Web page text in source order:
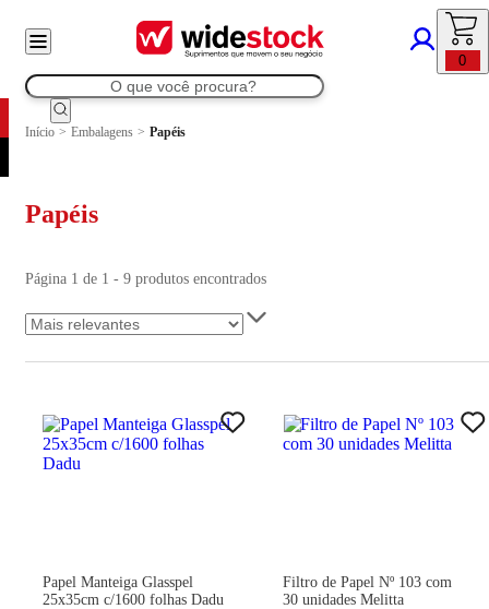
0
Início > Embalagens > Papéis
Papéis
Página 1 de 1 - 9 produtos encontrados
Papel Manteiga Glasspel
25x35cm c/1600 folhas Dadu
Filtro de Papel Nº 103 com
30 unidades Melitta